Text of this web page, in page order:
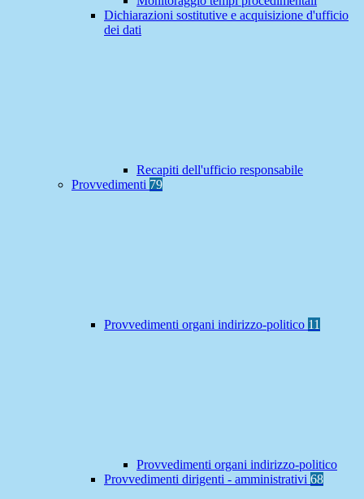
Dichiarazioni sostitutive e acquisizione d'ufficio
dei dati
Recapiti dell'ufficio responsabile
Provvedimenti 79
Provvedimenti organi indirizzo-politico 11
Provvedimenti organi indirizzo-politico
Provvedimenti dirigenti - amministrativi 68